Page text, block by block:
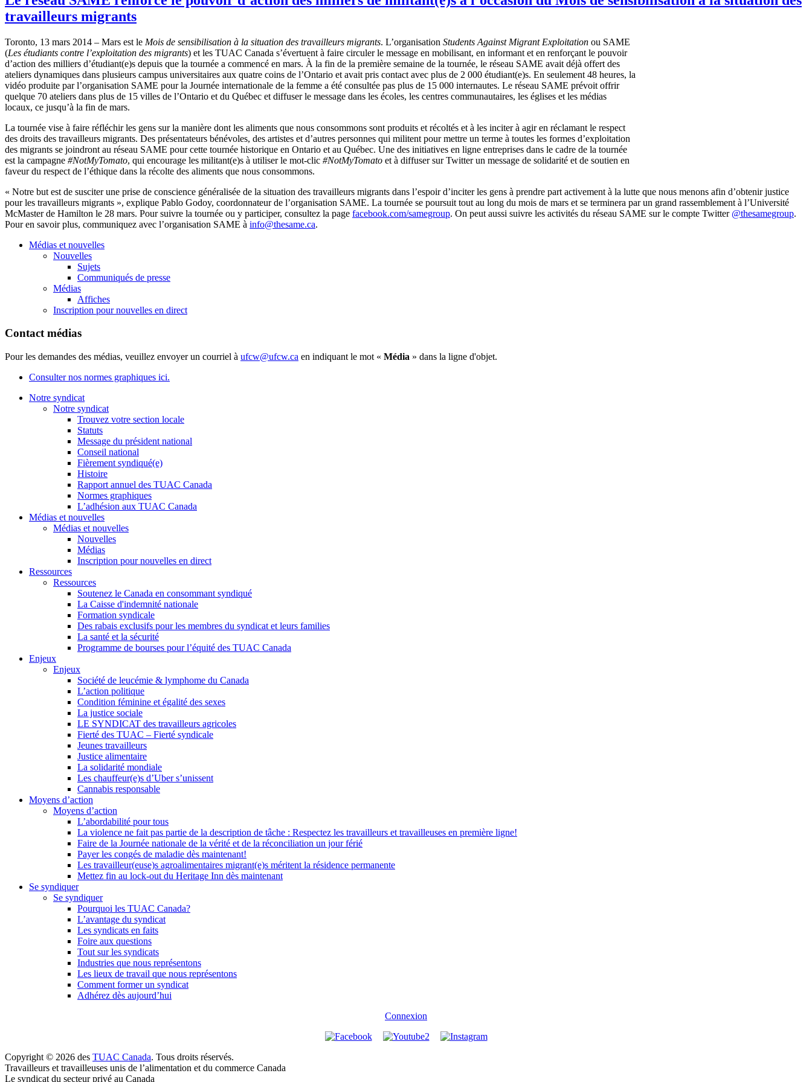
travailleurs migrants
Toronto, ­­13 mars 2014 – Mars est le Mois de sensibilisation à la situation des travailleurs migrants. L’organisation Students Against Migrant Exploitation ou SAME
(Les étudiants contre l’exploitation des migrants) et les TUAC Canada s’évertuent à faire circuler le message en mobilisant, en informant et en renforçant le pouvoir
d’action des milliers d’étudiant(e)s depuis que la tournée a commencé en mars. À la fin de la première semaine de la tournée, le réseau SAME avait déjà offert des
ateliers dynamiques dans plusieurs campus universitaires aux quatre coins de l’Ontario et avait pris contact avec plus de 2 000 étudiant(e)s. En seulement 48 heures, la
vidéo produite par l’organisation SAME pour la Journée internationale de la femme a été consultée pas plus de 15 000 internautes. Le réseau SAME prévoit offrir
quelque 70 ateliers dans plus de 15 villes de l’Ontario et du Québec et diffuser le message dans les écoles, les centres communautaires, les églises et les médias
locaux, ce jusqu’à la fin de mars.
La tournée vise à faire réfléchir les gens sur la manière dont les aliments que nous consommons sont produits et récoltés et à les inciter à agir en réclamant le respect
des droits des travailleurs migrants. Des présentateurs bénévoles, des artistes et d’autres personnes qui militent pour mettre un terme à toutes les formes d’exploitation
des migrants se joindront au réseau SAME pour cette tournée historique en Ontario et au Québec. Une des initiatives en ligne entreprises dans le cadre de la tournée
est la campagne #NotMyTomato, qui encourage les militant(e)s à utiliser le mot-clic #NotMyTomato et à diffuser sur Twitter un message de solidarité et de soutien en
faveur du respect de l’éthique dans la récolte des aliments que nous consommons.
« Notre but est de susciter une prise de conscience généralisée de la situation des travailleurs migrants dans l’espoir d’inciter les gens à prendre part activement à la lutte que nous menons afin d’obtenir justice
pour les travailleurs migrants », explique Pablo Godoy, coordonnateur de l’organisation SAME. La tournée se poursuit tout au long du mois de mars et se terminera par un grand rassemblement à l’Université
McMaster de Hamilton le 28 mars. Pour suivre la tournée ou y participer, consultez la page facebook.com/samegroup. On peut aussi suivre les activités du réseau SAME sur le compte Twitter @thesamegroup.
Pour en savoir plus, communiquez avec l’organisation SAME à info@thesame.ca.
Médias et nouvelles
Nouvelles
Sujets
Communiqués de presse
Médias
Affiches
Inscription pour nouvelles en direct
Contact médias
Pour les demandes des médias, veuillez envoyer un courriel à ufcw@ufcw.ca en indiquant le mot « Média » dans la ligne d'objet.
Consulter nos normes graphiques ici.
Notre syndicat
Notre syndicat
Trouvez votre section locale
Statuts
Message du président national
Conseil national
Fièrement syndiqué(e)
Histoire
Rapport annuel des TUAC Canada
Normes graphiques
L’adhésion aux TUAC Canada
Médias et nouvelles
Médias et nouvelles
Nouvelles
Médias
Inscription pour nouvelles en direct
Ressources
Ressources
Soutenez le Canada en consommant syndiqué
La Caisse d'indemnité nationale
Formation syndicale
Des rabais exclusifs pour les membres du syndicat et leurs families
La santé et la sécurité
Programme de bourses pour l’équité des TUAC Canada
Enjeux
Enjeux
Société de leucémie & lymphome du Canada
L’action politique
Condition féminine et égalité des sexes
La justice sociale
LE SYNDICAT des travailleurs agricoles
Fierté des TUAC – Fierté syndicale
Jeunes travailleurs
Justice alimentaire
La solidarité mondiale
Les chauffeur(e)s d’Uber s’unissent
Cannabis responsable
Moyens d’action
Moyens d’action
L’abordabilité pour tous
La violence ne fait pas partie de la description de tâche : Respectez les travailleurs et travailleuses en première ligne!
Faire de la Journée nationale de la vérité et de la réconciliation un jour férié
Payer les congés de maladie dès maintenant!
Les travailleur(euse)s agroalimentaires migrant(e)s méritent la résidence permanente
Mettez fin au lock-out du Heritage Inn dès maintenant
Se syndiquer
Se syndiquer
Pourquoi les TUAC Canada?
L’avantage du syndicat
Les syndicats en faits
Foire aux questions
Tout sur les syndicats
Industries que nous représentons
Les lieux de travail que nous représentons
Comment former un syndicat
Adhérez dès aujourd’hui
Connexion
Copyright © 2026 des TUAC Canada. Tous droits réservés.
Travailleurs et travailleuses unis de l’alimentation et du commerce Canada
Le syndicat du secteur privé au Canada